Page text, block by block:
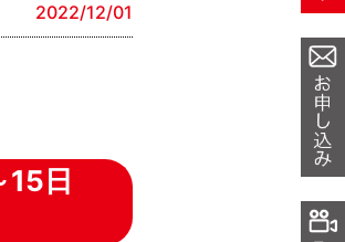
2022/12/01
日